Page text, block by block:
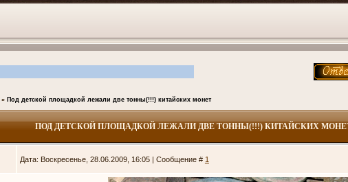
» Под детской площадкой лежали две тонны(!!!) китайских монет
ПОД ДЕТСКОЙ ПЛОЩАДКОЙ ЛЕЖАЛИ ДВЕ ТОННЫ(!!!) КИТАЙСКИХ
Дата: Воскресенье, 28.06.2009, 16:05 | Сообщение # 1